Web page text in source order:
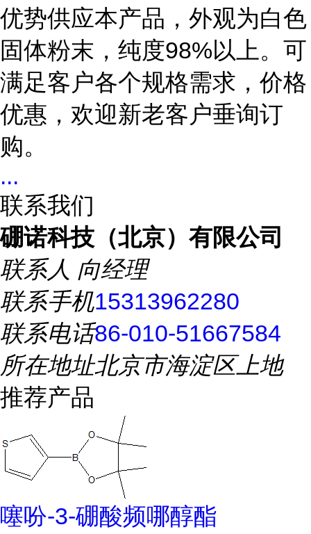
优势供应本产品，外观为白色
固体粉末，纯度98%以上。可
满足客户各个规格需求，价格
优惠，欢迎新老客户垂询订
购。
...
联系我们
硼诺科技（北京）有限公司
联系人 向经理
联系手机15313962280
联系电话86-010-51667584
所在地址北京市海淀区上地
推荐产品
噻吩-3-硼酸频哪醇酯